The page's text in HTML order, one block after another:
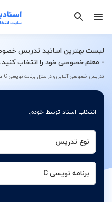
- معلم خصوصی خود را انتخاب کنید.
تدریس خصوصی آنلاین و در منزل برنامه نویسی C در شهر مشهد - کلاس، معلم، دبیر، مدرس
انتخاب استاد توسط خودم:
نوع تدریس
برنامه نویسی C